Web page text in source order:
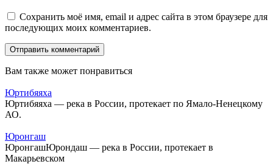
Сохранить моё имя, email и адрес сайта в этом браузере для
последующих моих комментариев.
Вам также может понравиться
Юртибяяха
Юртибяяха — река в России, протекает по Ямало-Ненецкому
АО.
Юронгаш
ЮронгашЮрондаш — река в России, протекает в
Макарьевском